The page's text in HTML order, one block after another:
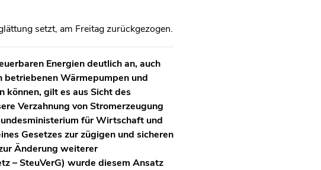
setzt, am Freitag zurückgezogen.
Energien deutlich an, auch
betriebenen Wärmepumpen und
können, gilt es aus Sicht des
Verzahnung von Stromerzeugung
für Wirtschaft und
Gesetzes zur zügigen und sicheren
Änderung weiterer
– SteuVerG) wurde diesem Ansatz